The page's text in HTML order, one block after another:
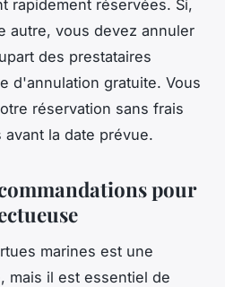
rapidement réservées. Si,
autre, vous devez annuler
des prestataires
d'annulation gratuite. Vous
réservation sans frais
la date prévue.
pour
marines est une
mais il est essentiel de